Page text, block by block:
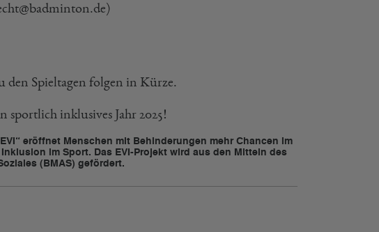
Spieltagen folgen in Kürze.
inklusives Jahr 2025!
eröffnet Menschen mit Behinderungen mehr Chancen im
im Sport. Das EVI-Projekt wird aus den Mitteln des
(BMAS) gefördert.